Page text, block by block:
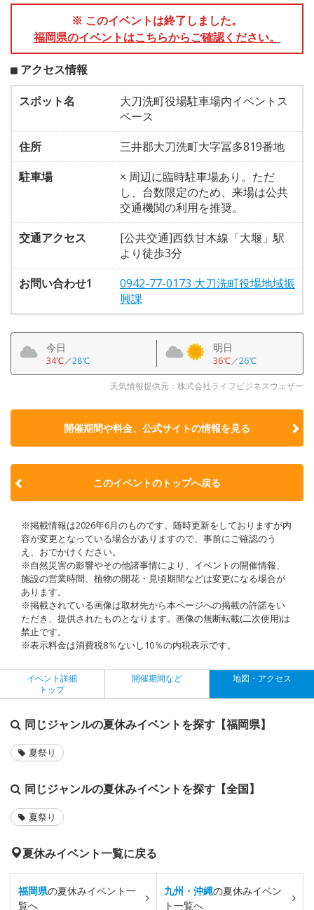
※ このイベントは終了しました。
福岡県のイベントはこちらからご確認ください。
アクセス情報
スポット名
大刀洗町役場駐車場内イベントス
ペース
住所
三井郡大刀洗町大字冨多819番地
駐車場
× 周辺に臨時駐車場あり。ただ
し、台数限定のため、来場は公共
交通機関の利用を推奨。
交通アクセス
[公共交通]西鉄甘木線「大堰」駅
より徒歩3分
お問い合わせ1
0942-77-0173 大刀洗町役場地域振
興課
今日
34℃／28℃
明日
36℃／26℃
天気情報提供元：株式会社ライフビジネスウェザー
開催期間や料金、公式サイトの情報を見る
このイベントのトップへ戻る
※掲載情報は2026年6月のものです。随時更新をしておりますが内
容が変更となっている場合がありますので、事前にご確認のう
え、おでかけください。
※自然災害の影響やその他諸事情により、イベントの開催情報、
施設の営業時間、植物の開花・見頃期間などは変更になる場合が
あります。
※掲載されている画像は取材先から本ページへの掲載の許諾をい
ただき、提供されたものとなります。画像の無断転載(二次使用)は
禁止です。
※表示料金は消費税8％ないし10％の内税表示です。
イベント詳細
トップ
開催期間など 地図・アクセス
同じジャンルの夏休みイベントを探す【福岡県】
夏祭り
同じジャンルの夏休みイベントを探す【全国】
夏祭り
夏休みイベント一覧に戻る
福岡県の夏休みイベント一
覧へ
九州・沖縄の夏休みイベン
ト一覧へ